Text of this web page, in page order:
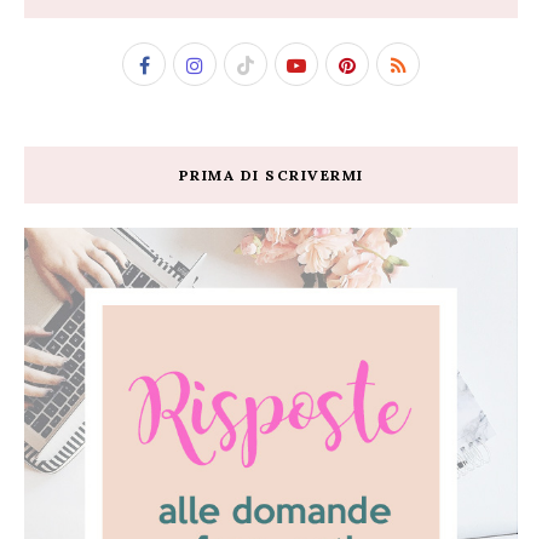
PRIMA DI SCRIVERMI